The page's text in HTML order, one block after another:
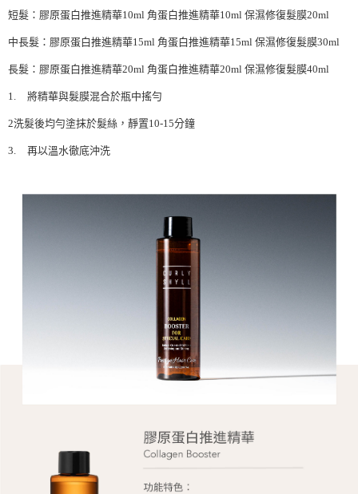
短髮：膠原蛋白推進精華10ml 角蛋白推進精華10ml 保濕修復髮膜20ml
中長髮：膠原蛋白推進精華15ml 角蛋白推進精華15ml 保濕修復髮膜30ml
長髮：膠原蛋白推進精華20ml 角蛋白推進精華20ml 保濕修復髮膜40ml
1. 將精華與髮膜混合於瓶中搖勻
2洗髮後均勻塗抹於髮絲，靜置10-15分鐘
3. 再以溫水徹底沖洗